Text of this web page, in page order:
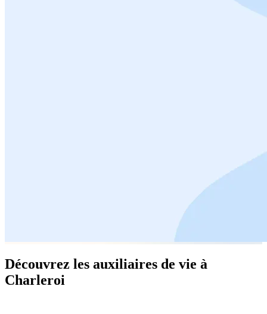
Découvrez les auxiliaires de vie à
Charleroi